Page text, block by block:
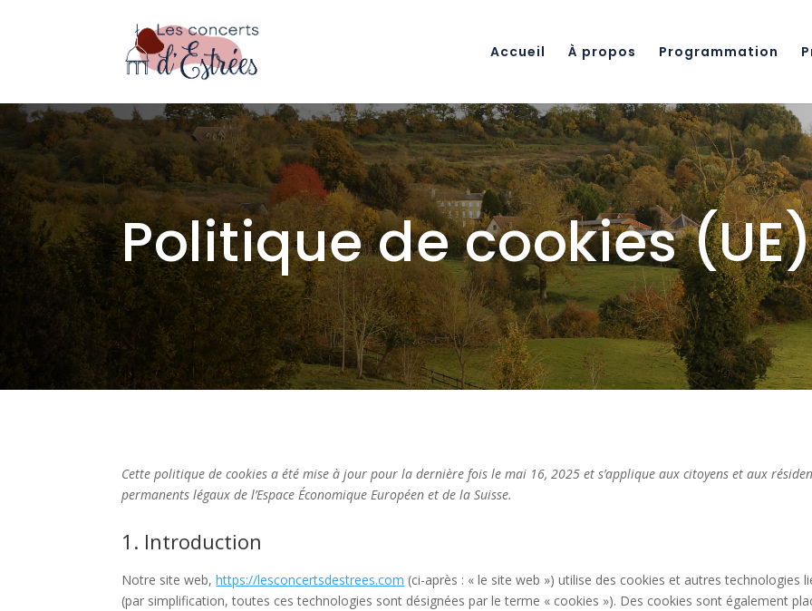
Accueil À propos Programmation
Politique de cookies (UE)
Cette politique de cookies a été mise à jour pour la dernière fois le mai 16, 2025 et s’applique aux citoyens et aux
permanents légaux de l’Espace Économique Européen et de la Suisse.
1. Introduction
Notre site web,https://lesconcertsdestrees.com (ci-après : « le site web ») utilise des cookies et autres technologies
(par simplification, toutes ces technologies sont désignées par le terme « cookies »). Des cookies sont également